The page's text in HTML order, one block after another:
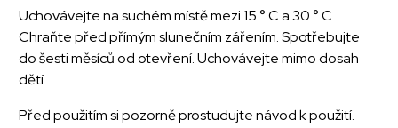
Uchovávejte na suchém místě mezi 15 ° C a 30 ° C.
Chraňte před přímým slunečním zářením. Spotřebujte
do šesti měsíců od otevření. Uchovávejte mimo dosah
dětí.
Před použitím si pozorně prostudujte návod k použití.